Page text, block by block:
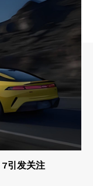
引发关注